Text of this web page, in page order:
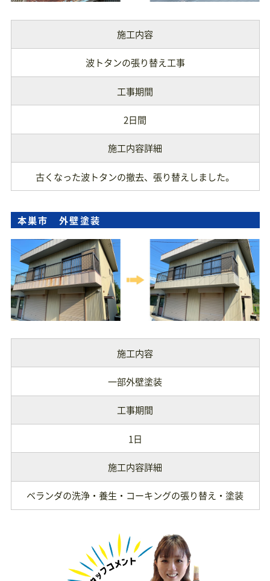
施工内容
波トタンの張り替え工事
工事期間
2日間
施工内容詳細
古くなった波トタンの撤去、張り替えしました。
本巣市 外壁塗装
施工内容
一部外壁塗装
工事期間
1日
施工内容詳細
ベランダの洗浄・養生・コーキングの張り替え・塗装